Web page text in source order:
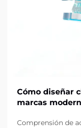
Cómo diseñar
marcas
Comprensión de